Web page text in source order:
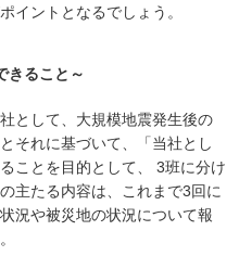
イントとなるでしょう。
きること～
として、大規模地震発生後の
それに基づいて、「当社とし
ことを目的として、 3班に分け
主たる内容は、これまで3回に
況や被災地の状況について報